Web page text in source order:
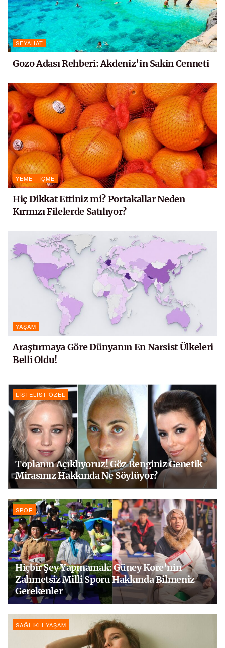
SEYAHAT
Gozo Adası Rehberi: Akdeniz’in Sakin Cenneti
YEME - İÇME
Hiç Dikkat Ettiniz mi? Portakallar Neden
Kırmızı Filelerde Satılıyor?
YAŞAM
Araştırmaya Göre Dünyanın En Narsist Ülkeleri
Belli Oldu!
LISTELIST ÖZEL
Toplanın Açıklıyoruz! Göz Renginiz Genetik
Mirasınız Hakkında Ne Söylüyor?
SPOR
Hiçbir Şey Yapmamak: Güney Kore’nin
Zahmetsiz Milli Sporu Hakkında Bilmeniz
Gerekenler
SAĞLIKLI YAŞAM